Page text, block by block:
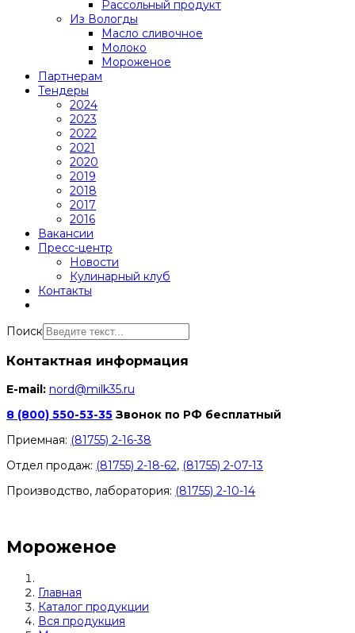
Рассольный продукт
Из Вологды
Масло сливочное
Молоко
Мороженое
Партнерам
Тендеры
2024
2023
2022
2021
2020
2019
2018
2017
2016
Вакансии
Пресс-центр
Новости
Кулинарный клуб
Контакты
Поиск
Контактная информация
E-mail: nord@milk35.ru
8 (800) 550-53-35 Звонок по РФ бесплатный
Приемная: (81755) 2-16-38
Отдел продаж: (81755) 2-18-62, (81755) 2-07-13
Производство, лаборатория: (81755) 2-10-14
Мороженое
Главная
Каталог продукции
Вся продукция